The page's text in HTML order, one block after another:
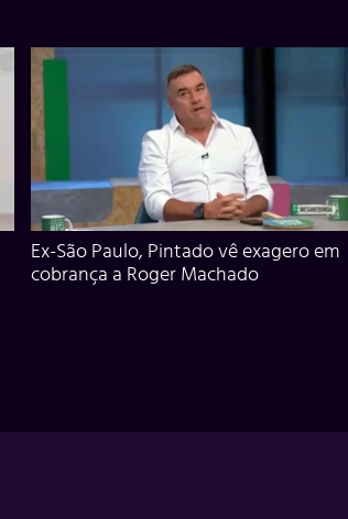
Ex-São Paulo, Pintado vê exagero em
cobrança a Roger Machado